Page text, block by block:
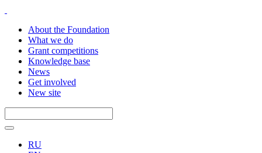
About the Foundation
What we do
Grant competitions
Knowledge base
News
Get involved
New site
RU